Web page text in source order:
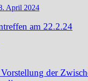
April 2024
am 22.2.24
der